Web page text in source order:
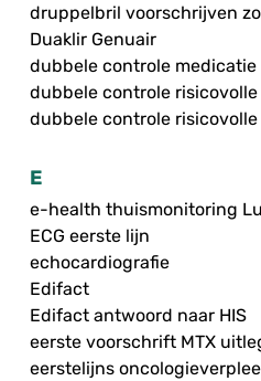
druppelbril voorschrijven
Duaklir Genuair
dubbele controle medicatie
dubbele controle
dubbele controle
E
e-health thuismonitoring
ECG eerste lijn
echocardiografie
Edifact
Edifact antwoord naar HIS
eerste voorschrift MTX
eerstelijns